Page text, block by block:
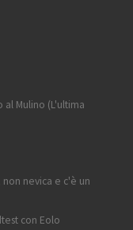
al Mulino (L'ultima
nevica e c'è un
con Eolo